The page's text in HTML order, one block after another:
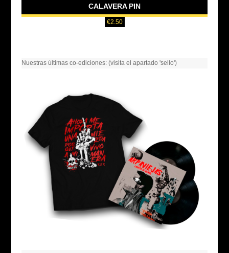
CALAVERA PIN
€2.50
Nuestras últimas co-ediciones: (visita el apartado 'sello')